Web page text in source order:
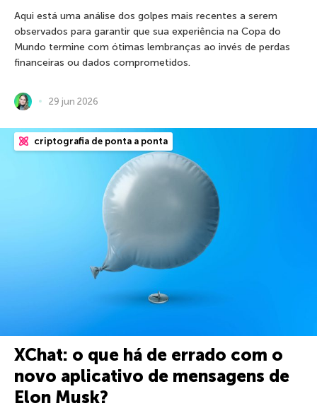
Aqui está uma análise dos golpes mais recentes a serem
observados para garantir que sua experiência na Copa do
Mundo termine com ótimas lembranças ao invés de perdas
financeiras ou dados comprometidos.
29 jun 2026
criptografia de ponta a ponta
XChat: o que há de errado com o
novo aplicativo de mensagens de
Elon Musk?